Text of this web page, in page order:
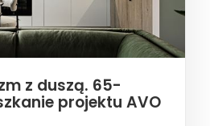
z duszą. 65-
projektu AVO